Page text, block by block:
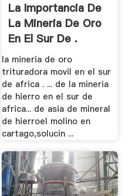
La Importancia De
La Mineria De Oro
En El Sur De .
la mineria de oro
trituradora movil en el sur
de africa . ... de la mineria
de hierro en el sur de
africa... de asia de mineral
de hierroel molino en
cartago,solucin ...